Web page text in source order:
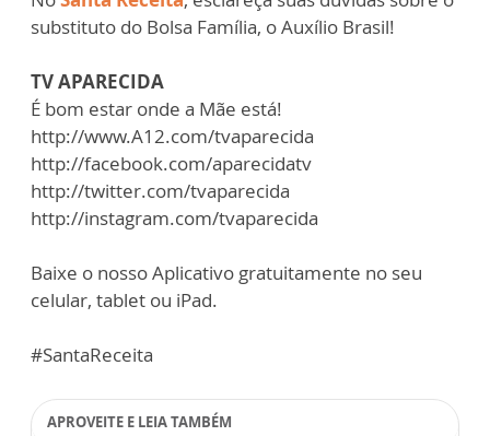
substituto do Bolsa Família, o Auxílio Brasil!
TV APARECIDA
É bom estar onde a Mãe está!
http://www.A12.com/tvaparecida
http://facebook.com/aparecidatv
http://twitter.com/tvaparecida
http://instagram.com/tvaparecida
Baixe o nosso Aplicativo gratuitamente no seu
celular, tablet ou iPad.
#SantaReceita
APROVEITE E LEIA TAMBÉM